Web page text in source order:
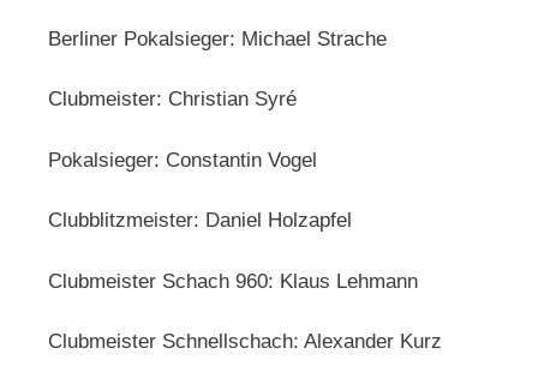
Berliner Pokalsieger: Michael Strache
Clubmeister: Christian Syré
Pokalsieger: Constantin Vogel
Clubblitzmeister: Daniel Holzapfel
Clubmeister Schach 960: Klaus Lehmann
Clubmeister Schnellschach: Alexander Kurz